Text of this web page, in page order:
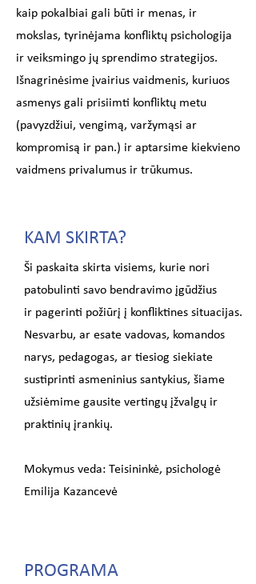
kaip pokalbiai gali būti ir menas, ir
mokslas, tyrinėjama konfliktų psichologija
ir veiksmingo jų sprendimo strategijos.
Išnagrinėsime įvairius vaidmenis, kuriuos
asmenys gali prisiimti konfliktų metu
(pavyzdžiui, vengimą, varžymąsi ar
kompromisą ir pan.) ir aptarsime kiekvieno
vaidmens privalumus ir trūkumus.
KAM SKIRTA?
Ši paskaita skirta visiems, kurie nori
patobulinti savo bendravimo įgūdžius
ir pagerinti požiūrį į konfliktines situacijas.
Nesvarbu, ar esate vadovas, komandos
narys, pedagogas, ar tiesiog siekiate
sustiprinti asmeninius santykius, šiame
užsiėmime gausite vertingų įžvalgų ir
praktinių įrankių.
Mokymus veda: Teisininkė, psichologė
Emilija Kazancevė
PROGRAMA